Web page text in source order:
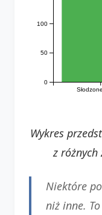
0
50
100
Wykres
z różnych
Niektóre
niż inne.